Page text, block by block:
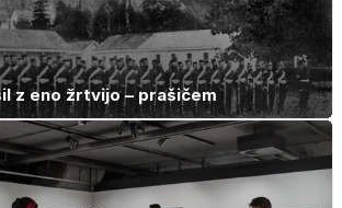
z eno žrtvijo – prašičem